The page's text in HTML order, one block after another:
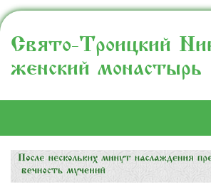
Свято-Троицкий
женский монастырь